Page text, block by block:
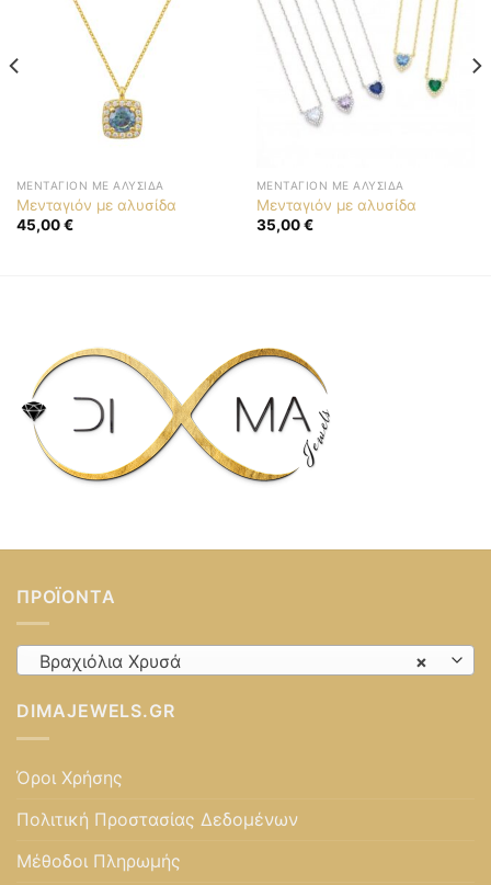
ΜΕΝΤΑΓΙΌΝ ΜΕ ΑΛΥΣΊΔΑ
Μενταγιόν με αλυσίδα
45,00€
ΜΕΝΤΑΓΙΌΝ ΜΕ ΑΛΥΣΊΔΑ
Μενταγιόν με αλυσίδα
35,00€
ΠΡΟΪΌΝΤΑ
×
Βραχιόλια Χρυσά
DIMAJEWELS.GR
Όροι Χρήσης
Πολιτική Προστασίας Δεδομένων
Μέθοδοι Πληρωμής